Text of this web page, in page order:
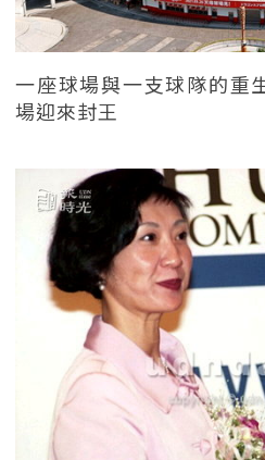
一座球場與一支球隊的重
場迎來封王